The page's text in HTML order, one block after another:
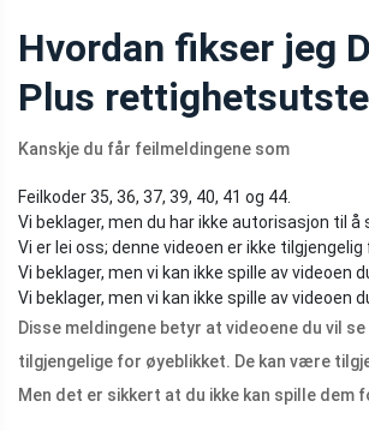
Hvordan fikser jeg
Plus
Kanskje du får feilmeldingene som
Feilkoder 35, 36, 37, 39, 40, 41 og 44.
Vi beklager, men du har ikke autorisasjon til å
Vi er lei oss; denne videoen er ikke
Vi beklager, men vi kan ikke spille av videoen
Vi beklager, men vi kan ikke spille av videoen
Disse meldingene betyr at videoene du vil
tilgjengelige for øyeblikket. De kan være
Men det er sikkert at du ikke kan spille dem